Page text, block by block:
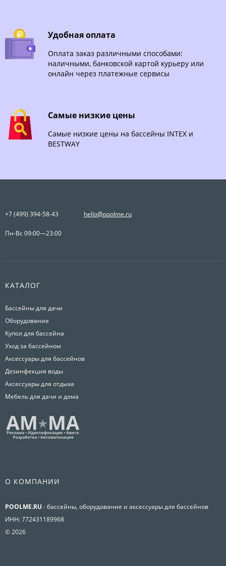
Удобная оплата
Оплата заказ различными способами:
наличными, банковской картой курьеру или
онлайн через платежные сервисы
Самые низкие цены
Самые низкие цены на бассейны INTEX и
BESTWAY
+7 (499) 394-58-43 hello@poolme.ru
Пн-Вс 09:00—23:00
КАТАЛОГ
Бассейны для дачи
Оборудование
Купол для бассейна
Уход за бассейном
Аксессуары для бассейнов
Дезинфекция воды
Аксессуары для отдыха
Мебель для дачи и дома
О КОМПАНИИ
POOLME.RU - бассейны, оборудование и аксессуары для бассейнов
ИНН: 772431189968
© 2026